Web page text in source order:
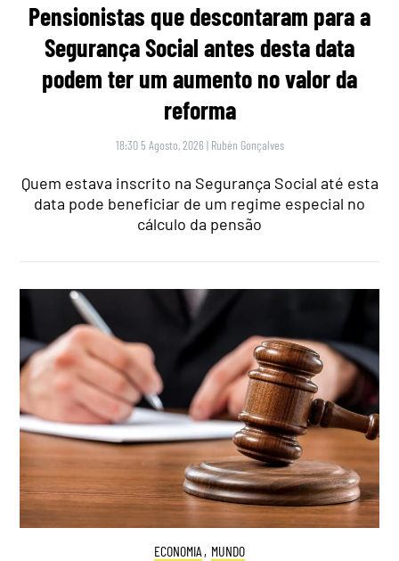
Pensionistas que descontaram para a
Segurança Social antes desta data
podem ter um aumento no valor da
reforma
18:30 5 Agosto, 2026 | Rubén Gonçalves
Quem estava inscrito na Segurança Social até esta
data pode beneficiar de um regime especial no
cálculo da pensão
ECONOMIA , MUNDO